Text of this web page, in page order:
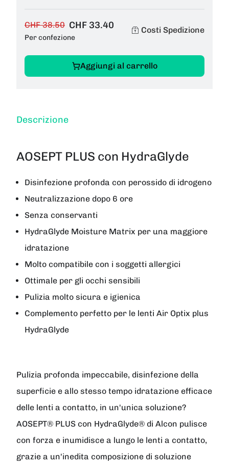
CHF 38.50 CHF 33.40
Per confezione
Costi Spedizione
Aggiungi al carrello
Descrizione
AOSEPT PLUS con HydraGlyde
Disinfezione profonda con perossido di idrogeno
Neutralizzazione dopo 6 ore
Senza conservanti
HydraGlyde Moisture Matrix per una maggiore
idratazione
Molto compatibile con i soggetti allergici
Ottimale per gli occhi sensibili
Pulizia molto sicura e igienica
Complemento perfetto per le lenti Air Optix plus
HydraGlyde
Pulizia profonda impeccabile, disinfezione della
superficie e allo stesso tempo idratazione efficace
delle lenti a contatto, in un'unica soluzione?
AOSEPT® PLUS con HydraGlyde® di Alcon pulisce
con forza e inumidisce a lungo le lenti a contatto,
grazie a un'inedita composizione di soluzione